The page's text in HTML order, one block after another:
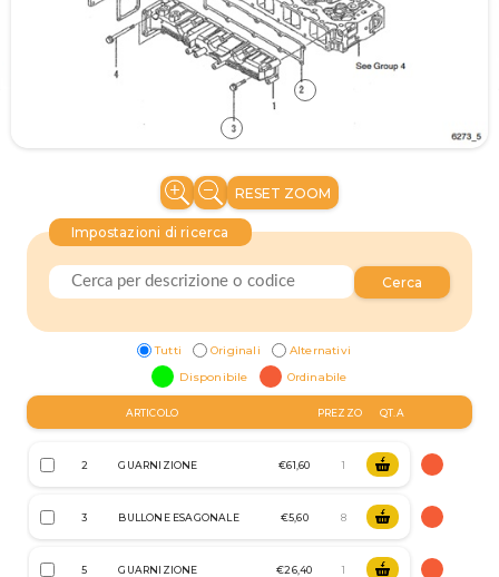
RESET ZOOM
Cerca
Impostazioni di ricerca
Tutti Originali
Alternativi
Disponibile
Ordinabile
ARTICOLO PREZZO QT.A
2 GUARNIZIONE €61,60
3 BULLONE ESAGONALE €5,60
5 GUARNIZIONE €26,40